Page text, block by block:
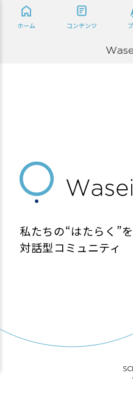
ホーム コンテンツ
私たちの“はたらく”
対話型コミュニティ